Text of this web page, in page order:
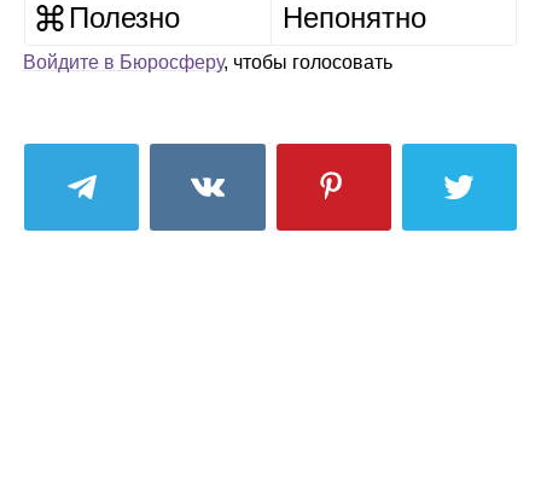
Полезно Непонятно
Войдите в Бюросферу, чтобы голосовать